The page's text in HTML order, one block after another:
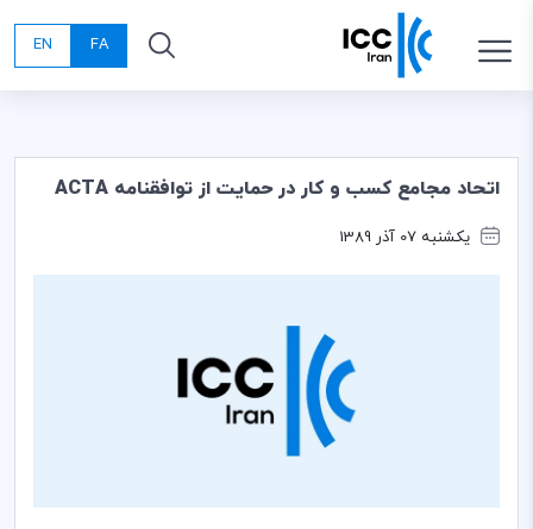
FA
EN
اتحاد مجامع کسب و کار در حمایت از توافقنامه ACTA
یکشنبه 07 آذر 1389